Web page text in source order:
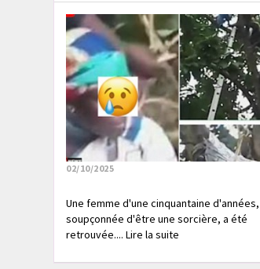
02/10/2025
Une femme d'une cinquantaine d'années,
soupçonnée d'être une sorcière, a été
retrouvée.... Lire la suite